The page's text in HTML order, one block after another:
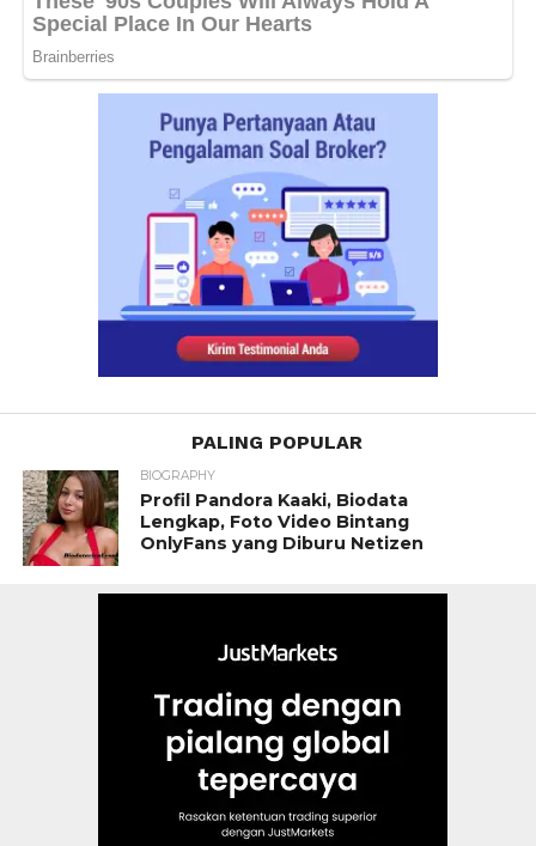
PALING POPULAR
BIOGRAPHY
Profil Pandora Kaaki, Biodata
Lengkap, Foto Video Bintang
OnlyFans yang Diburu Netizen